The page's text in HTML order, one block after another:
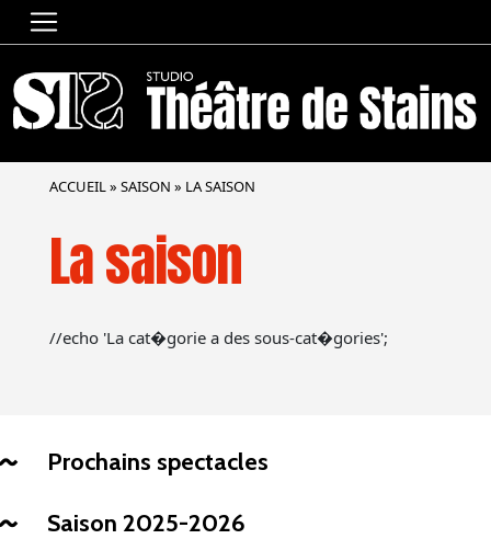
ACCUEIL» SAISON » LA SAISON
La saison
//echo 'La cat�gorie a des sous-cat�gories';
Prochains spectacles
Saison 2025-2026